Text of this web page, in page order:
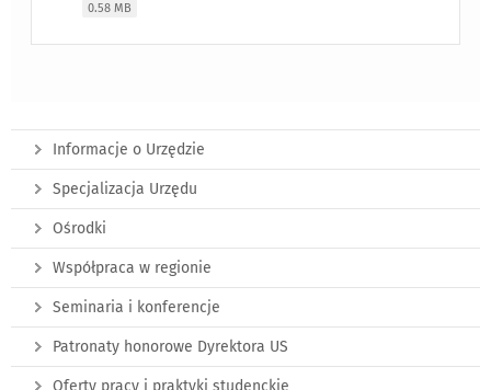
0.58 MB
Informacje o Urzędzie
Specjalizacja Urzędu
Ośrodki
Współpraca w regionie
Seminaria i konferencje
Patronaty honorowe Dyrektora US